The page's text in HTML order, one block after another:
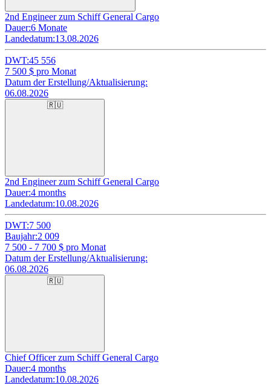
2nd Engineer zum Schiff General Cargo
Dauer:6 Monate
Landedatum:13.08.2026
DWT:45 556
7 500 $ pro Monat
Datum der Erstellung/Aktualisierung:
06.08.2026
🇷🇺
2nd Engineer zum Schiff General Cargo
Dauer:4 months
Landedatum:10.08.2026
DWT:7 500
Baujahr:2 009
7 500 - 7 700 $ pro Monat
Datum der Erstellung/Aktualisierung:
06.08.2026
🇷🇺
Chief Officer zum Schiff General Cargo
Dauer:4 months
Landedatum:10.08.2026